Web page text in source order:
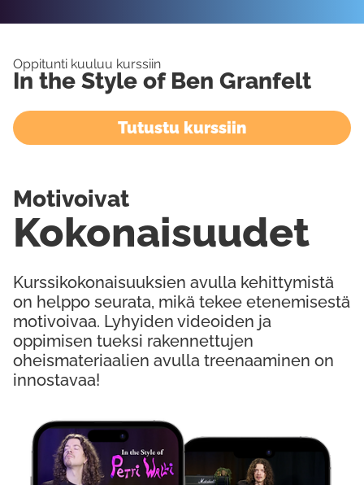
Oppitunti kuuluu kurssiin
In the Style of Ben Granfelt
Tutustu kurssiin
Kurssikokonaisuuksien avulla kehittymistä
on helppo seurata, mikä tekee etenemisestä
motivoivaa. Lyhyiden videoiden ja
oppimisen tueksi rakennettujen
oheismateriaalien avulla treenaaminen on
innostavaa!
Kokonaisuudet
Motivoivat